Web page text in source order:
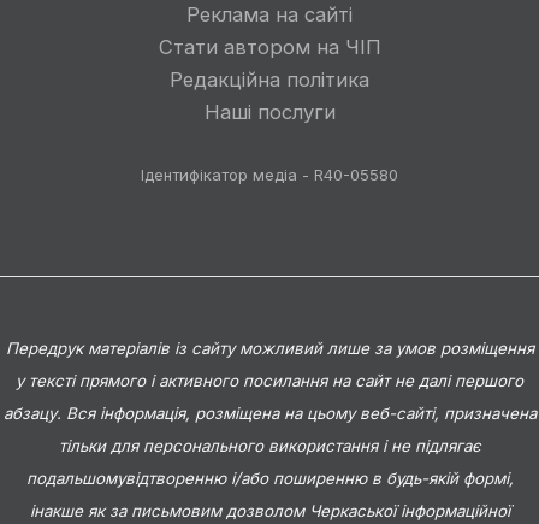
Реклама на сайті
Стати автором на ЧІП
Редакційна політика
Наші послуги
Ідентифікатор медіа - R40-05580
Передрук матеріалів із сайту можливий лише за умов розміщення
у тексті прямого і активного посилання на сайт не далі першого
абзацу. Вся інформація, розміщена на цьому веб-сайті, призначена
тільки для персонального використання і не підлягає
подальшомувідтворенню і/або поширенню в будь-якій формі,
інакше як за письмовим дозволом Черкаської інформаційної